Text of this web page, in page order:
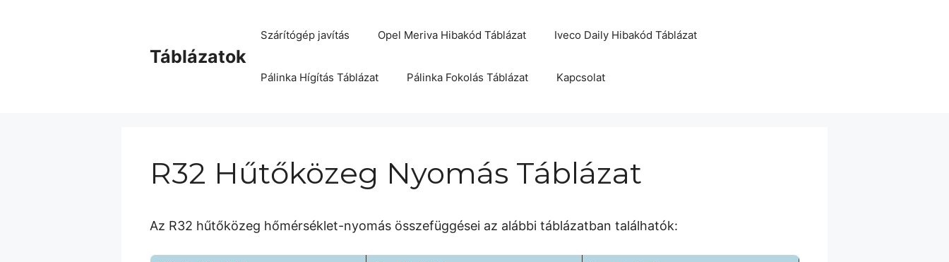
Táblázatok
Szárítógép javítás Opel Meriva Hibakód Táblázat Iveco Daily Hibakód Táblázat
Pálinka Hígítás Táblázat Pálinka Fokolás Táblázat Kapcsolat
R32 Hűtőközeg Nyomás Táblázat
Az R32 hűtőközeg hőmérséklet-nyomás összefüggései az alábbi táblázatban találhatók: